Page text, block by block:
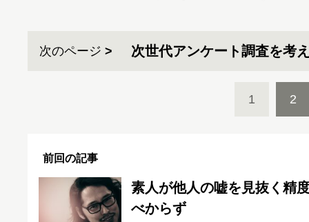
次のページ 次世代アンケート調査を考
1 2
前回の記事
素人が他人の嘘を見抜く精
べからず